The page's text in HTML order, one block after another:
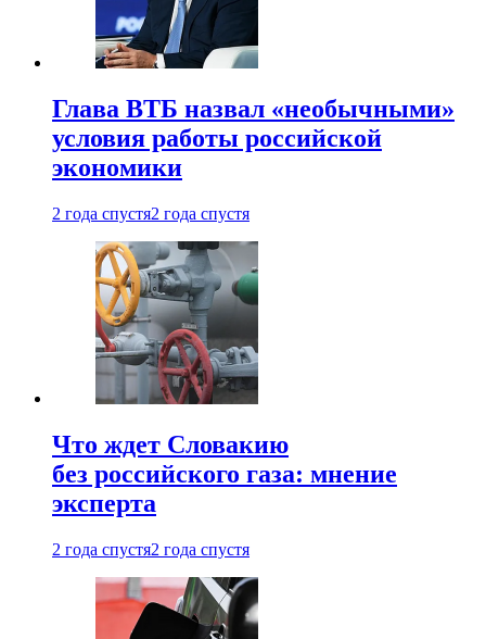
Глава ВТБ назвал «необычными»
условия работы российской
экономики
2 года спустя2 года спустя
Что ждет Словакию
без российского газа: мнение
эксперта
2 года спустя2 года спустя